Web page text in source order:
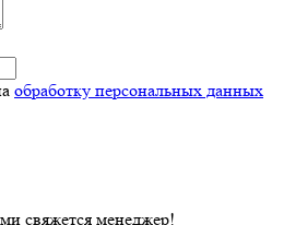
обработку персональных данных
свяжется менеджер!